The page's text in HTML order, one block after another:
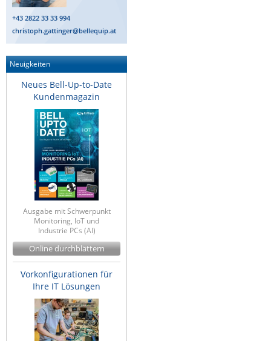
+43 2822 33 33 994
christoph.gattinger@bellequip.at
Neuigkeiten
Neues Bell-Up-to-Date
Kundenmagazin
Ausgabe mit Schwerpunkt
Monitoring, IoT und
Industrie PCs (AI)
Online durchblättern
Vorkonfigurationen für
Ihre IT Lösungen